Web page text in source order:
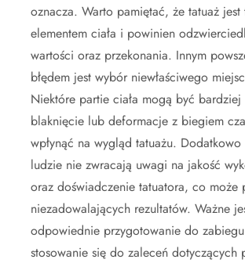
oznacza. Warto pamiętać, że tatuaż jest
elementem ciała i powinien
wartości oraz przekonania. Innym
błędem jest wybór niewłaściwego
Niektóre partie ciała mogą być bardziej
blaknięcie lub deformacje z biegiem
wpłynąć na wygląd tatuażu. Dodatkowo
ludzie nie zwracają uwagi na jakość
oraz doświadczenie tatuatora, co może
niezadowalających rezultatów. Ważne
odpowiednie przygotowanie do
stosowanie się do zaleceń dotyczących